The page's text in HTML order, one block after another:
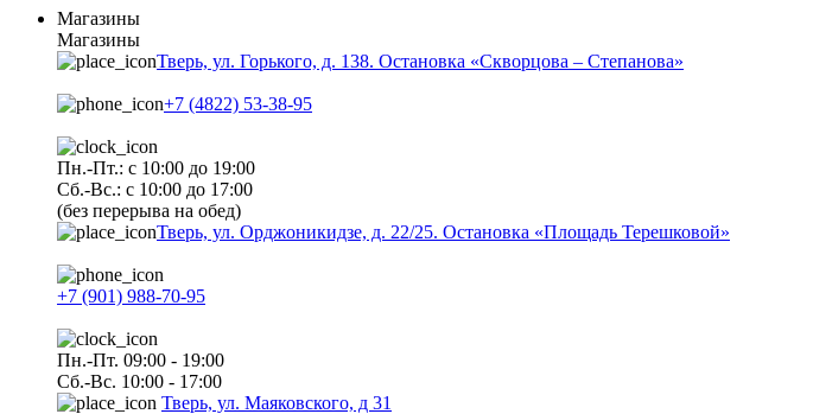
Магазины
Магазины
Тверь, ул. Горького, д. 138. Остановка «Скворцова – Степанова»
+7 (4822) 53-38-95
Пн.-Пт.: с 10:00 до 19:00
Сб.-Вс.: с 10:00 до 17:00
(без перерыва на обед)
Тверь, ул. Орджоникидзе, д. 22/25. Остановка «Площадь Терешковой»
+7 (901) 988-70-95
Пн.-Пт. 09:00 - 19:00
Сб.-Вс. 10:00 - 17:00
Тверь, ул. Маяковского, д 31